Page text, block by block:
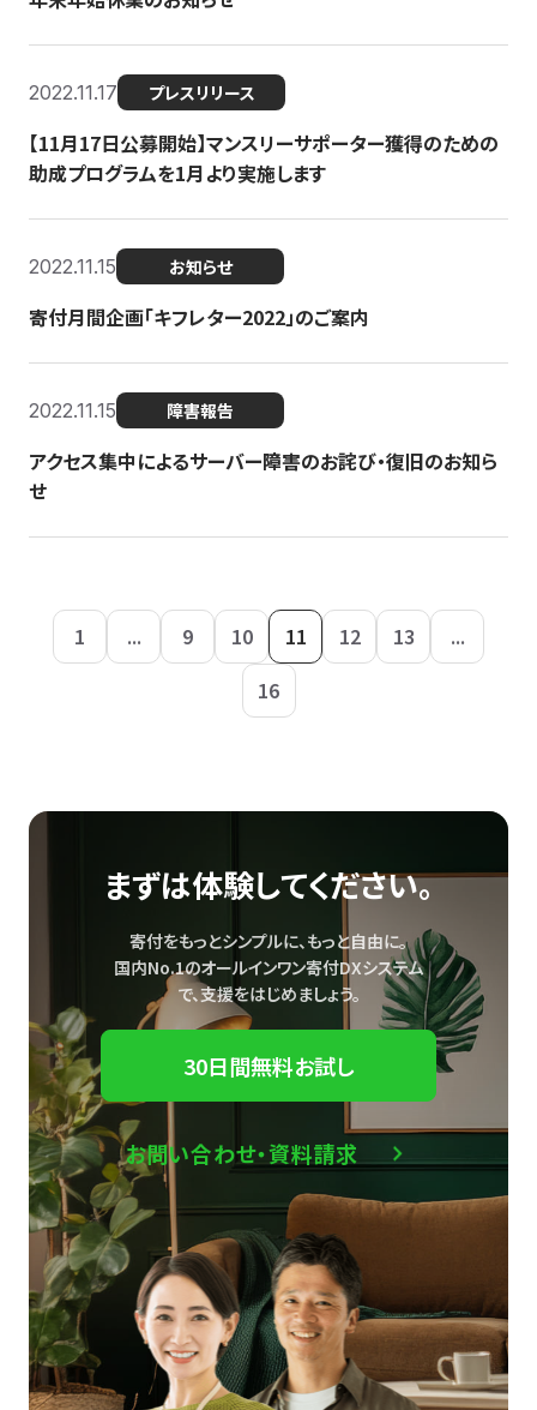
2022.11.17 プレスリリース
【11月17日公募開始】マンスリーサポーター獲得のための
助成プログラムを1月より実施します
2022.11.15 お知らせ
寄付月間企画「キフレター2022」のご案内
2022.11.15 障害報告
アクセス集中によるサーバー障害のお詫び・復旧のお知ら
せ
1 ... 9 10 11 12 13
...
16
まずは体験してください。
寄付をもっとシンプルに、もっと自由に。
国内No.1のオールインワン寄付DXシステム
で、支援をはじめましょう。
30日間無料お試し
お問い合わせ・資料請求